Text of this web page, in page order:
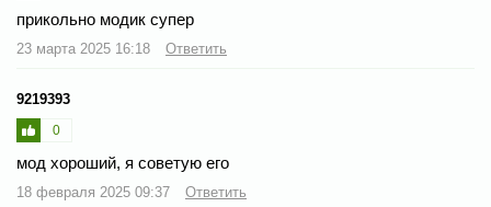
прикольно модик супер
23 марта 2025 16:18 Ответить
9219393
0
мод хороший, я советую его
18 февраля 2025 09:37 Ответить